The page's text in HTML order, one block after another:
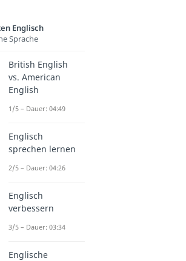
Englisch
Sprache
British English
vs. American
English
1/5 – Dauer: 04:49
Englisch
sprechen lernen
2/5 – Dauer: 04:26
Englisch
verbessern
3/5 – Dauer: 03:34
Englische